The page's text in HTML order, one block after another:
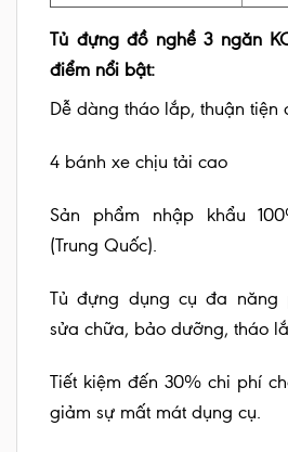
Tủ đựng đồ nghề 3 ngăn
điểm nổi bật:
Dễ dàng tháo lắp, thuận tiện
4 bánh xe chịu tải cao
Sản phẩm nhập khẩu
(Trung Quốc).
Tủ đựng dụng cụ đa năng
sửa chữa, bảo dưỡng, tháo
Tiết kiệm đến 30% chi phí
giảm sự mất mát dụng cụ.